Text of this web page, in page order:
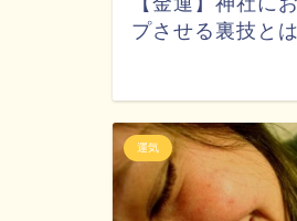
プさせる裏技とは
運気